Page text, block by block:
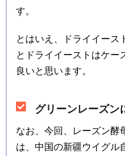
す。
とはいえ、ドライイース
とドライイーストはケー
良いと思います。
グリーンレーズン
なお、今回、レーズン酵
は、中国の新疆ウイグル